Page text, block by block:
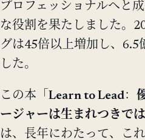
プロフェッショナルへと
な役割を果たしました。
グは45倍以上増加し、6.5
した。
この本「 Learn to Lead：
ージャーは生まれつきで
は、長年にわたって、こ